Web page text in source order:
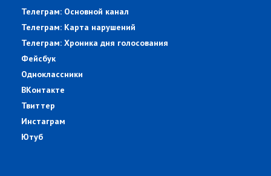
Телеграм: Основной канал
Телеграм: Карта нарушений
Телеграм: Хроника дня голосования
Фейсбук
Одноклассники
ВКонтакте
Твиттер
Инстаграм
Ютуб